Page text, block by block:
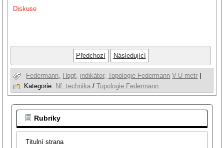
Diskuse
Předchozí Následující
Federmann, Hqqf, indikátor, Topologie Federmann V-U metr
Kategorie: Nf. technika /Topologie Federmann
Rubriky
Titulní strana